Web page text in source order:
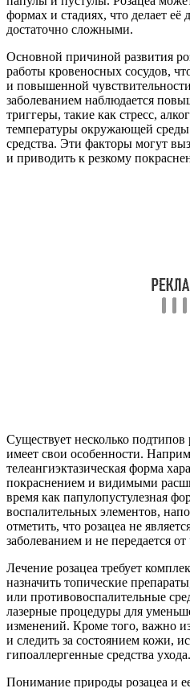
формах и стадиях, что делает её
достаточно сложными.
Основной причиной развития
работы кровеносных сосудов,
и повышенной
заболеванием наблюдается
триггеры, такие как стресс,
температуры окружающей среды
средства. Эти факторы могут
и приводить к резкому
Существует несколько
имеет свои особенности.
телеангиэктазическая форма
покраснением и видимыми
время как папулопустулезная
воспалительных элементов,
отметить, что розацеа не
заболеванием и не передается от
Лечение розацеа требует
назначить топические
или противовоспалительные
лазерные процедуры для
изменений. Кроме того, важно
и следить за состоянием кожи,
гипоаллергенные средства ухода.
Понимание природы розацеа и